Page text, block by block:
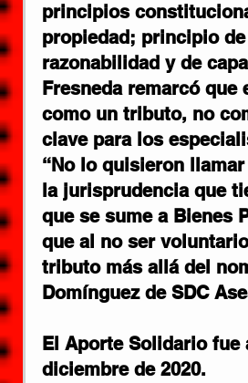
principios
propiedad; principio
razonabilidad y de
Fresneda remarcó
como un tributo, no
clave para los
“No lo quisieron
la jurisprudencia que
que se sume a Bienes
que al no ser
tributo más allá del
Domínguez de SDC
El Aporte Solidario fue
diciembre de 2020.